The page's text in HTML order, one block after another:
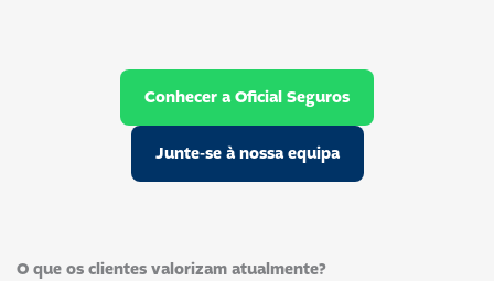
Conhecer a Oficial Seguros
Junte-se à nossa equipa
O que os clientes valorizam atualmente?